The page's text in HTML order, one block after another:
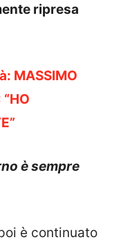
ripresa
MASSIMO
è sempre
è continuato